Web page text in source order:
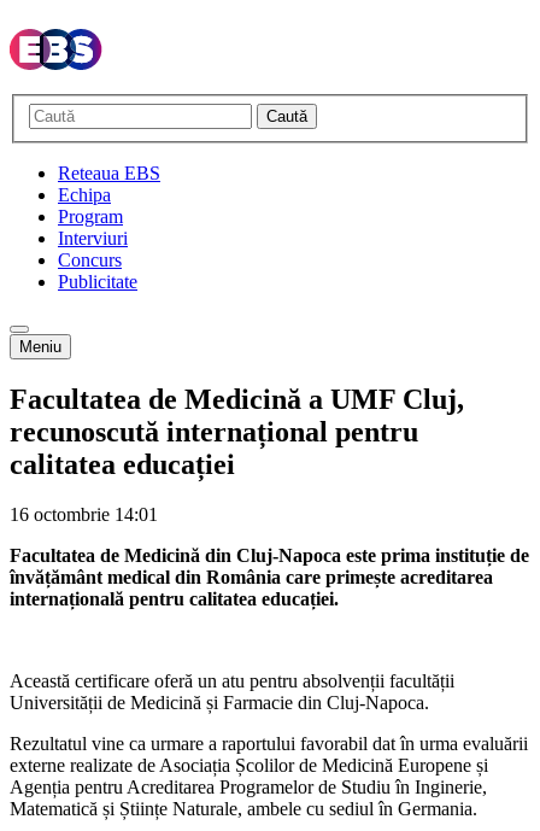
Caută
Reteaua EBS
Echipa
Program
Interviuri
Concurs
Publicitate
Meniu
Facultatea de Medicină a UMF Cluj,
recunoscută internațional pentru
calitatea educației
16 octombrie 14:01
Facultatea de Medicină din Cluj-Napoca este prima instituție de
învățământ medical din România care primește acreditarea
internațională pentru calitatea educației.
Această certificare oferă un atu pentru absolvenții facultății
Universității de Medicină și Farmacie din Cluj-Napoca.
Rezultatul vine ca urmare a raportului favorabil dat în urma evaluării
externe realizate de Asociația Școlilor de Medicină Europene și
Agenția pentru Acreditarea Programelor de Studiu în Inginerie,
Matematică și Științe Naturale, ambele cu sediul în Germania.